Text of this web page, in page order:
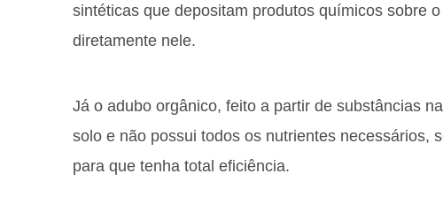
sintéticas que depositam produtos químicos sobre
diretamente nele.
Já o adubo orgânico, feito a partir de substâncias
solo e não possui todos os nutrientes necessários,
para que tenha total eficiência.